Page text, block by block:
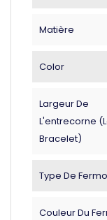
Matière
Color
Largeur De
L'entrecorne
Bracelet)
Type De
Couleur Du